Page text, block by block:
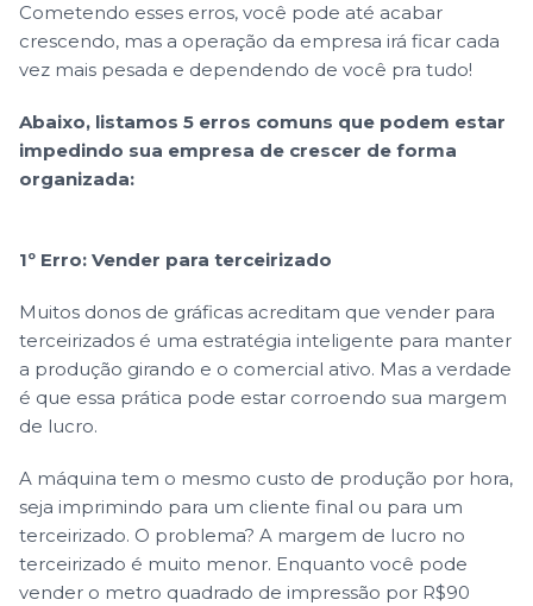
Cometendo esses erros, você pode até acabar
crescendo, mas a operação da empresa irá ficar cada
vez mais pesada e dependendo de você pra tudo!
Abaixo, listamos 5 erros comuns que podem estar
impedindo sua empresa de crescer de forma
organizada:
1º Erro: Vender para terceirizado
Muitos donos de gráficas acreditam que vender para
terceirizados é uma estratégia inteligente para manter
a produção girando e o comercial ativo. Mas a verdade
é que essa prática pode estar corroendo sua margem
de lucro.
A máquina tem o mesmo custo de produção por hora,
seja imprimindo para um cliente final ou para um
terceirizado. O problema? A margem de lucro no
terceirizado é muito menor. Enquanto você pode
vender o metro quadrado de impressão por R$90